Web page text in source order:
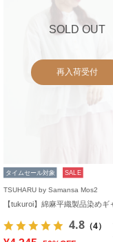
SOLD OUT
再入荷受付
タイムセール対象 SALE
TSUHARU by Samansa Mos2
4.8 （4）